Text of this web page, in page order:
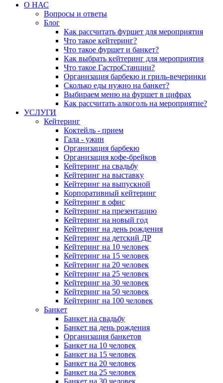
О НАС
Вопросы и ответы
Блог
Как рассчитать фуршет для мероприятия
Что такое кейтеринг?
Что такое фуршет и банкет?
Как выбрать кейтеринг для мероприятия
Что такое ГастроСтанции?
Организация барбекю и гриль-вечеринки
Сколько еды нужно на банкет?
Выбираем меню на фуршет в цифрах
Как рассчитать алкоголь на мероприятие?
УСЛУГИ
Кейтеринг
Коктейль - прием
Гала - ужин
Организация барбекю
Организация кофе-брейков
Кейтеринг на свадьбу
Кейтеринг на выставку
Кейтеринг на выпускной
Корпоративный кейтеринг
Кейтеринг в офис
Кейтеринг на презентацию
Кейтеринг на новый год
Кейтеринг на день рождения
Кейтеринг на детский ДР
Кейтеринг на 10 человек
Кейтеринг на 15 человек
Кейтеринг на 20 человек
Кейтеринг на 25 человек
Кейтеринг на 30 человек
Кейтеринг на 50 человек
Кейтеринг на 100 человек
Банкет
Банкет на свадьбу
Банкет на день рождения
Организация банкетов
Банкет на 10 человек
Банкет на 15 человек
Банкет на 20 человек
Банкет на 25 человек
Банкет на 30 человек